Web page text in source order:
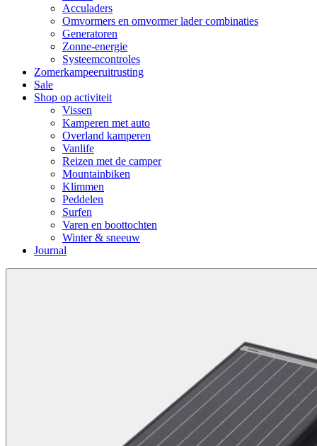
Acculaders
Omvormers en omvormer lader combinaties
Generatoren
Zonne-energie
Systeemcontroles
Zomerkampeeruitrusting
Sale
Shop op activiteit
Vissen
Kamperen met auto
Overland kamperen
Vanlife
Reizen met de camper
Mountainbiken
Klimmen
Peddelen
Surfen
Varen en boottochten
Winter & sneeuw
Journal